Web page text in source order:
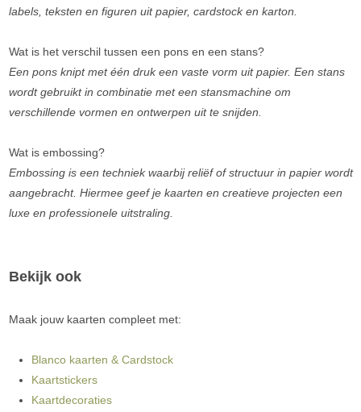
labels, teksten en figuren uit papier, cardstock en karton.
Wat is het verschil tussen een pons en een stans?
Een pons knipt met één druk een vaste vorm uit papier. Een stans
wordt gebruikt in combinatie met een stansmachine om
verschillende vormen en ontwerpen uit te snijden.
Wat is embossing?
Embossing is een techniek waarbij reliëf of structuur in papier wordt
aangebracht. Hiermee geef je kaarten en creatieve projecten een
luxe en professionele uitstraling.
Bekijk ook
Maak jouw kaarten compleet met:
Blanco kaarten & Cardstock
Kaartstickers
Kaartdecoraties